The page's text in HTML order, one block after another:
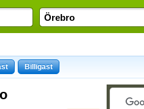
Billigast